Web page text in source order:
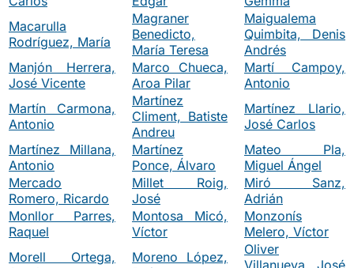
Macarulla
Rodríguez, María
Magraner
Benedicto,
María Teresa
Maigualema
Quimbita, Denis
Andrés
Manjón Herrera,
José Vicente
Marco Chueca,
Aroa Pilar
Martí Campoy,
Antonio
Martín Carmona,
Antonio
Martínez
Climent, Batiste
Andreu
Martínez Llario,
José Carlos
Martínez Millana,
Antonio
Martínez
Ponce, Álvaro
Mateo Pla,
Miguel Ángel
Mercado
Romero, Ricardo
Millet Roig,
José
Miró Sanz,
Adrián
Monllor Parres,
Raquel
Montosa Micó,
Víctor
Monzonís
Melero, Víctor
Morell Ortega,
Moreno López,
Oliver